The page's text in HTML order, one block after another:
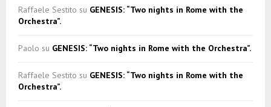
Raffaele Sestito su GENESIS: “Two nights in Rome with the
Orchestra”.
Paolo su GENESIS: “Two nights in Rome with the Orchestra”.
Raffaele Sestito su GENESIS: “Two nights in Rome with the
Orchestra”.